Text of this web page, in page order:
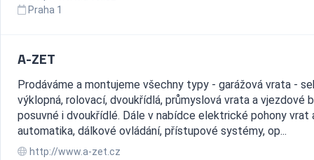
Praha 1
A-ZET
Prodáváme a montujeme všechny typy - garážová vrata -
výklopná, rolovací, dvoukřídlá, průmyslová vrata a vjezdové
posuvné i dvoukřídlé. Dále v nabídce elektrické pohony vrat
automatika, dálkové ovládání, přístupové systémy, op...
http://www.a-zet.cz